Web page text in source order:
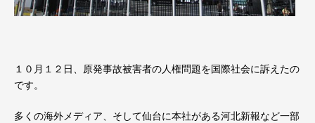
１０月１２日、原発事故被害者の人権問題を国際社会に訴えたの
です。
多くの海外メディア、そして仙台に本社がある河北新報など一部